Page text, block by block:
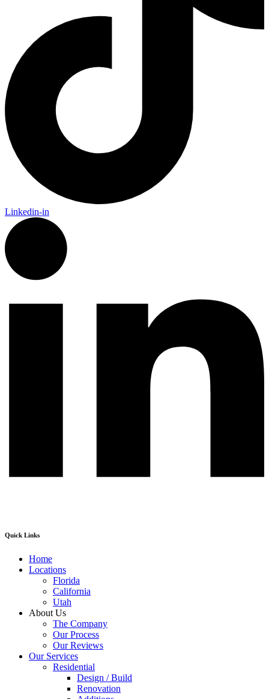
Linkedin-in
Quick Links
Home
Locations
Florida
California
Utah
About Us
The Company
Our Process
Our Reviews
Our Services
Residential
Design / Build
Renovation